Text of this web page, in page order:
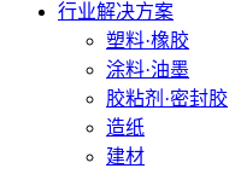
行业解决方案
塑料·橡胶
涂料·油墨
胶粘剂·密封胶
造纸
建材